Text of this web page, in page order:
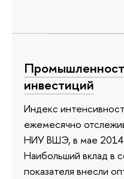
инвестиций
Индекс
ежемесячно
НИУ ВШЭ, в мае 2014
Наибольший вклад в
показателя внесли